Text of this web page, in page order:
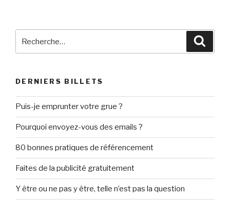
pour
DERNIERS BILLETS
Puis-je emprunter votre grue ?
Pourquoi envoyez-vous des emails ?
80 bonnes pratiques de référencement
Faites de la publicité gratuitement
Y être ou ne pas y être, telle n’est pas la question